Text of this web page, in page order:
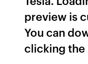
preview is
You can
clicking the